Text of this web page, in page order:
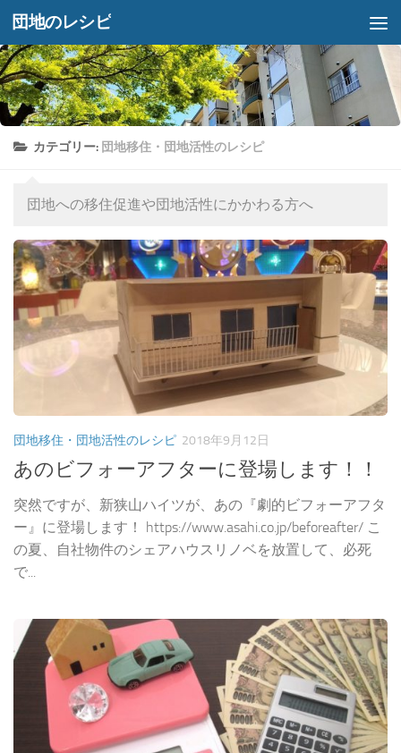
コンテンツへスキップ
団地のレシピ
カテゴリー: 団地移住・団地活性のレシピ
団地への移住促進や団地活性にかかわる方へ
団地移住・団地活性のレシピ 2018年9月12日
あのビフォーアフターに登場します！！
突然ですが、新狭山ハイツが、あの『劇的ビフォーアフタ
ー』に登場します！ https://www.asahi.co.jp/beforeafter/ こ
の夏、自社物件のシェアハウスリノベを放置して、必死
で...